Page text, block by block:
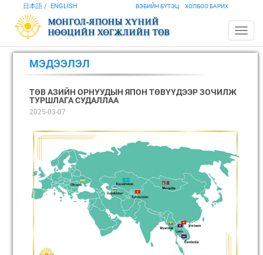
ВЭБИЙН БҮТЭЦ ХОЛБОО БАРИХ
日本語 ENGLISH
МЭДЭЭЛЭЛ
ТӨВ АЗИЙН ОРНУУДЫН ЯПОН ТӨВҮҮДЭЭР ЗОЧИЛЖ
ТУРШЛАГА СУДАЛЛАА
2025-03-07